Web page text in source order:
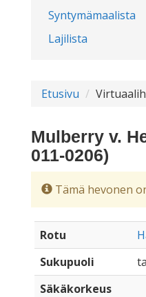
Syntymämaalista
Lajilista
Etusivu
Mulberry v.
011-0206)
Tämä hevonen
Rotu
Sukupuoli
Säkäkorkeus